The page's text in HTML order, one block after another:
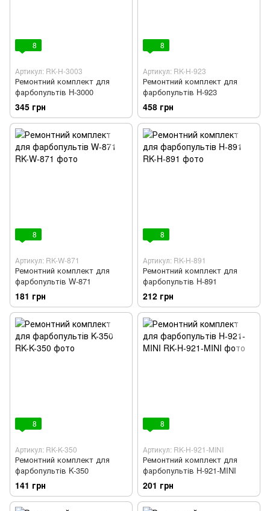
8
Артикул: RK-H-3003
Ремонтний комплект для
фарбопультів H-3000
345 грн
8
Артикул: RK-H-923
Ремонтний комплект для
фарбопультів H-923
458 грн
8
Артикул: RK-W-871
Ремонтний комплект для
фарбопультів W-871
181 грн
8
Артикул: RK-H-891
Ремонтний комплект для
фарбопультів H-891
212 грн
8
Артикул: RK-K-350
Ремонтний комплект для
фарбопультів K-350
141 грн
8
Артикул: RK-H-921-MINI
Ремонтний комплект для
фарбопультів H-921-MINI
201 грн